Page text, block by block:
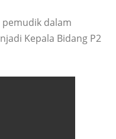
dalam
Kepala Bidang P2